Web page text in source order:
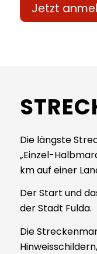
Jetzt
Die längste
„Einzel-
km auf einer
Der Start und
der Stadt Fulda.
Die